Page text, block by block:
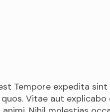
Tempore expedita
Vitae aut